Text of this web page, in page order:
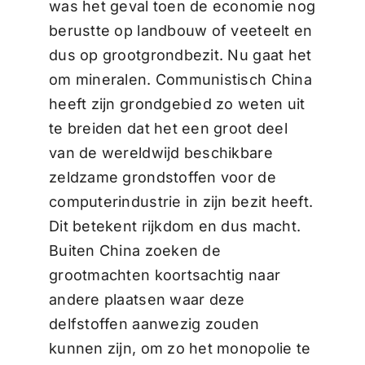
was het geval toen de economie nog
berustte op landbouw of veeteelt en
dus op grootgrondbezit. Nu gaat het
om mineralen. Communistisch China
heeft zijn grondgebied zo weten uit
te breiden dat het een groot deel
van de wereldwijd beschikbare
zeldzame grondstoffen voor de
computerindustrie in zijn bezit heeft.
Dit betekent rijkdom en dus macht.
Buiten China zoeken de
grootmachten koortsachtig naar
andere plaatsen waar deze
delfstoffen aanwezig zouden
kunnen zijn, om zo het monopolie te